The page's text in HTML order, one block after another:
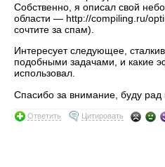
Собственно, я описал свой
области — http://compiling.ru/
сочтите за спам).
Интересует следующее,
подобными задачами, и какие
использовал.
Спасибо за внимание, буду рад
Ответить Цитировать